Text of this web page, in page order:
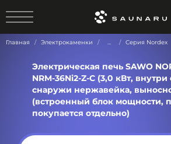
Главная Электрокаменки ... Серия Nordex
Электрическая печь SAWO
NRM-36Ni2-Z-C (3,0 кВт,
снаружи нержавейка,
(встроенный блок мощности,
покупается отдельно)